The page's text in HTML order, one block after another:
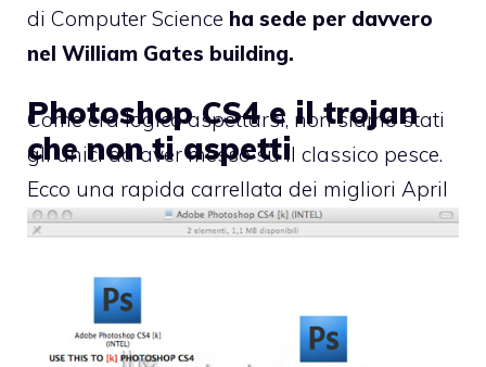
di Computer Science ha sede per davvero
nel William Gates building.
Come era logico aspettarsi, non siamo stati
gli unici ad aver messo su il classico pesce.
Ecco una rapida carrellata dei migliori April
Fools scovati in giro per il Mac Web e oltre.
Photoshop CS4 e il trojan
che non ti aspetti